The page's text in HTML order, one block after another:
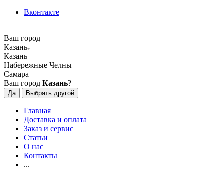
Вконтакте
Ваш город
Казань
Казань
Набережные Челны
Самара
Ваш город Казань?
Да Выбрать другой
Главная
Доставка и оплата
Заказ и сервис
Статьи
О нас
Контакты
...